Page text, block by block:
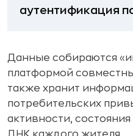
аутентификация
Данные собираются
платформой
также хранит
потребительских
активности,